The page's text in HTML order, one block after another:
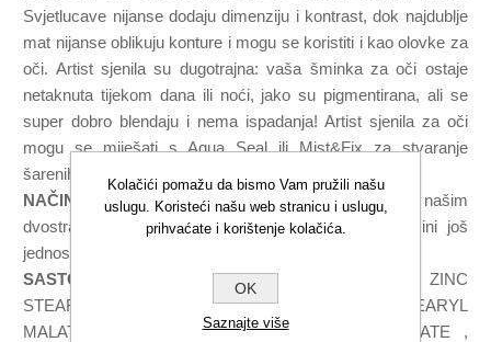
Svjetlucave nijanse dodaju dimenziju i kontrast, dok najdublje
mat nijanse oblikuju konture i mogu se koristiti i kao olovke za
oči. Artist sjenila su dugotrajna: vaša šminka za oči ostaje
netaknuta tijekom dana ili noći, jako su pigmentirana, ali se
super dobro blendaju i nema ispadanja! Artist sjenila za oči
mogu se miješati s Aqua Seal ili Mist&Fix za stvaranje
šarenih, intenzivnih, dugotrajnih linera za oči.
NAČIN KORIŠTENJA: Sjenila možete nanijeti našim
dvostranim kistom za sjenila #248, što nanošenje čini još
jednostavnijim..
SASTOJCI
: SYNTHETIC FLUORPHLOGOPITE , ZINC
STEARATE , DIMETHICONE , SILICA , DIISOSTEARYL
MALATE , OCTYLDODECYL STEAROYL STEARATE ,
Kolačići pomažu da bismo Vam pružili našu
uslugu. Koristeći našu web stranicu i uslugu,
prihvaćate i korištenje kolačića.
OK
Saznajte više